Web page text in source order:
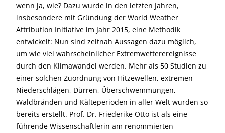
wenn ja, wie? Dazu wurde in den letzten Jahren,
insbesondere mit Gründung der World Weather
Attribution Initiative im Jahr 2015, eine Methodik
entwickelt: Nun sind zeitnah Aussagen dazu möglich,
um wie viel wahrscheinlicher Extremwetterereignisse
durch den Klimawandel werden. Mehr als 50 Studien zu
einer solchen Zuordnung von Hitzewellen, extremen
Niederschlägen, Dürren, Überschwemmungen,
Waldbränden und Kälteperioden in aller Welt wurden so
bereits erstellt. Prof. Dr. Friederike Otto ist als eine
führende Wissenschaftlerin am renommierten